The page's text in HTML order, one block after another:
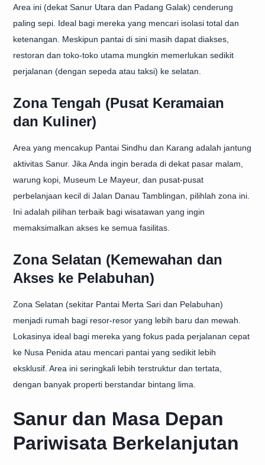
Area ini (dekat Sanur Utara dan Padang Galak) cenderung
paling sepi. Ideal bagi mereka yang mencari isolasi total dan
ketenangan. Meskipun pantai di sini masih dapat diakses,
restoran dan toko-toko utama mungkin memerlukan sedikit
perjalanan (dengan sepeda atau taksi) ke selatan.
Zona Tengah (Pusat Keramaian
dan Kuliner)
Area yang mencakup Pantai Sindhu dan Karang adalah jantung
aktivitas Sanur. Jika Anda ingin berada di dekat pasar malam,
warung kopi, Museum Le Mayeur, dan pusat-pusat
perbelanjaan kecil di Jalan Danau Tamblingan, pilihlah zona ini.
Ini adalah pilihan terbaik bagi wisatawan yang ingin
memaksimalkan akses ke semua fasilitas.
Zona Selatan (Kemewahan dan
Akses ke Pelabuhan)
Zona Selatan (sekitar Pantai Merta Sari dan Pelabuhan)
menjadi rumah bagi resor-resor yang lebih baru dan mewah.
Lokasinya ideal bagi mereka yang fokus pada perjalanan cepat
ke Nusa Penida atau mencari pantai yang sedikit lebih
eksklusif. Area ini seringkali lebih terstruktur dan tertata,
dengan banyak properti berstandar bintang lima.
Sanur dan Masa Depan
Pariwisata Berkelanjutan